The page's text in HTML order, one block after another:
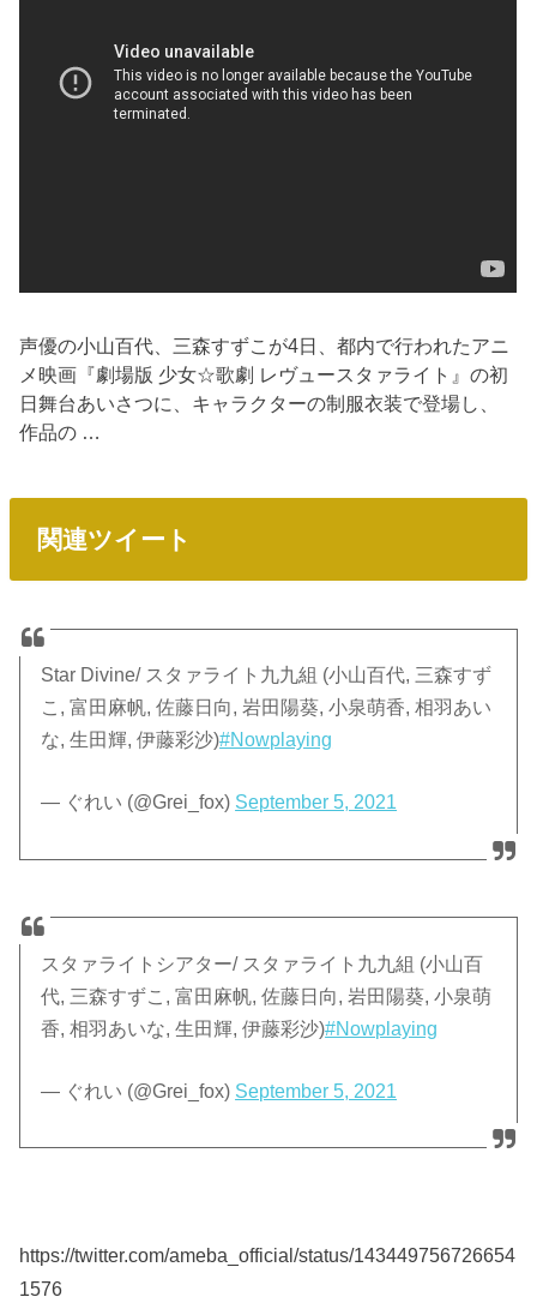
声優の小山百代、三森すずこが4日、都内で行われたアニ
メ映画『劇場版 少女☆歌劇 レヴュースタァライト』の初
日舞台あいさつに、キャラクターの制服衣装で登場し、
作品の …
関連ツイート
Star Divine/ スタァライト九九組 (小山百代, 三森すず
こ, 富田麻帆, 佐藤日向, 岩田陽葵, 小泉萌香, 相羽あい
な, 生田輝, 伊藤彩沙)#Nowplaying
— ぐれい (@Grei_fox) September 5, 2021
スタァライトシアター/ スタァライト九九組 (小山百
代, 三森すずこ, 富田麻帆, 佐藤日向, 岩田陽葵, 小泉萌
香, 相羽あいな, 生田輝, 伊藤彩沙)#Nowplaying
— ぐれい (@Grei_fox) September 5, 2021
https://twitter.com/ameba_official/status/143449756726654
1576